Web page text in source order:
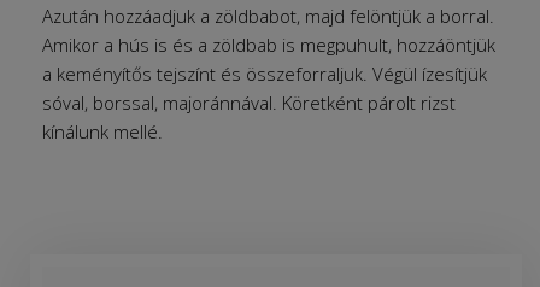
Azután hozzáadjuk a zöldbabot, majd felöntjük a borral.
Amikor a hús is és a zöldbab is megpuhult, hozzáöntjük
a keményítős tejszínt és összeforraljuk. Végül ízesítjük
sóval, borssal, majoránnával. Köretként párolt rizst
kínálunk mellé.